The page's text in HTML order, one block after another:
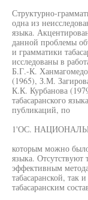
Структурно-
одна из
языка.
данной проблемы
и грамматики
исследованы в
Б.Г.-К.
(1965), З.М.
К.К. Курбанова
табасаранского
публикаций, по
1'ОС.
которым можно
языка. Отсутствуют
эффективным
табасаранской, так
табасаранским